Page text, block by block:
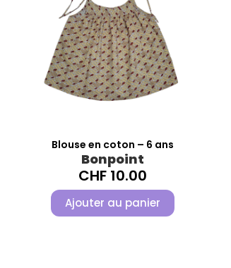
Blouse en coton – 6 ans
Bonpoint
CHF10.00
Ajouter au panier